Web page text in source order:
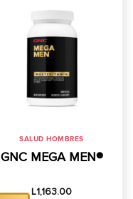
SALUD HOMBRES
GNC MEGA MEN®
L1,163.00